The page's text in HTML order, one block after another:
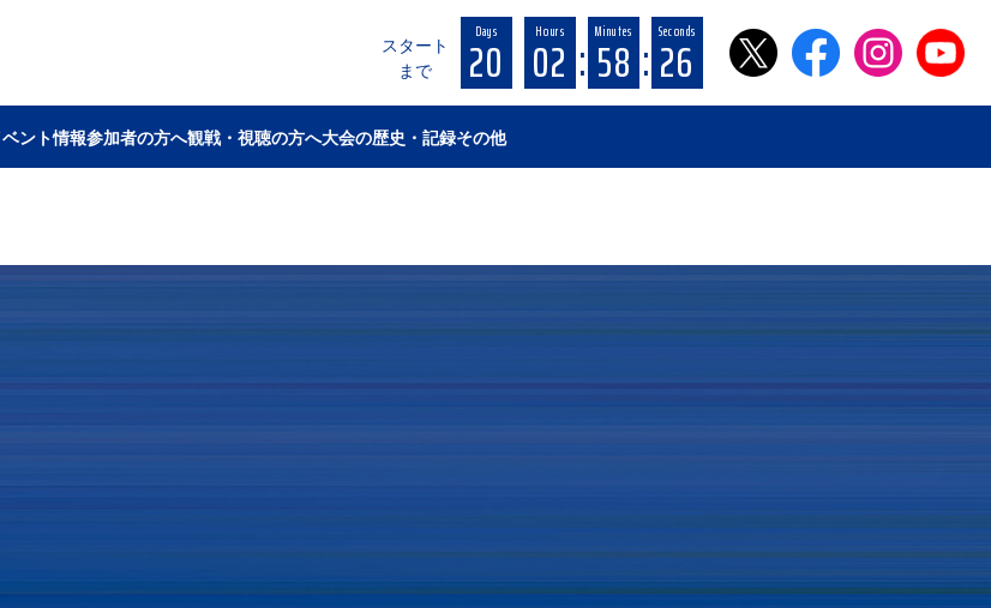
スタート
まで
Days
20 Hours
02 : Minutes
58 : Seconds
26
ベント情報参加者の方へ観戦・視聴の方へ大会の歴史・記録その他